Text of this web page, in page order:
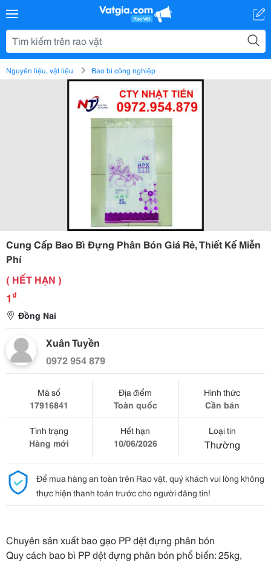
Nguyên liệu, vật liệu Bao bì công nghiệp
Cung Cấp Bao Bì Đựng Phân Bón Giá Rẻ, Thiết Kế Miễn
Phí
( HẾT HẠN )
1 ₫
Đồng Nai
Xuân Tuyền
0972 954 879
Mã số
17916841
Địa điểm
Toàn quốc
Hình thức
Cần bán
Tình trạng
Hàng mới
Hết hạn
10/06/2026
Loại tin
Thường
Để mua hàng an toàn trên Rao vặt, quý khách vui lòng không
thực hiện thanh toán trước cho người đăng tin!
Chuyên sản xuất bao gạo PP dệt đựng phân bón
Quy cách bao bì PP dệt đựng phân bón phổ biến: 25kg,